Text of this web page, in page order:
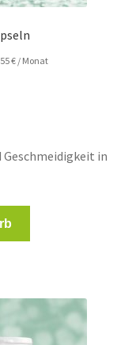
€ / Monat
in